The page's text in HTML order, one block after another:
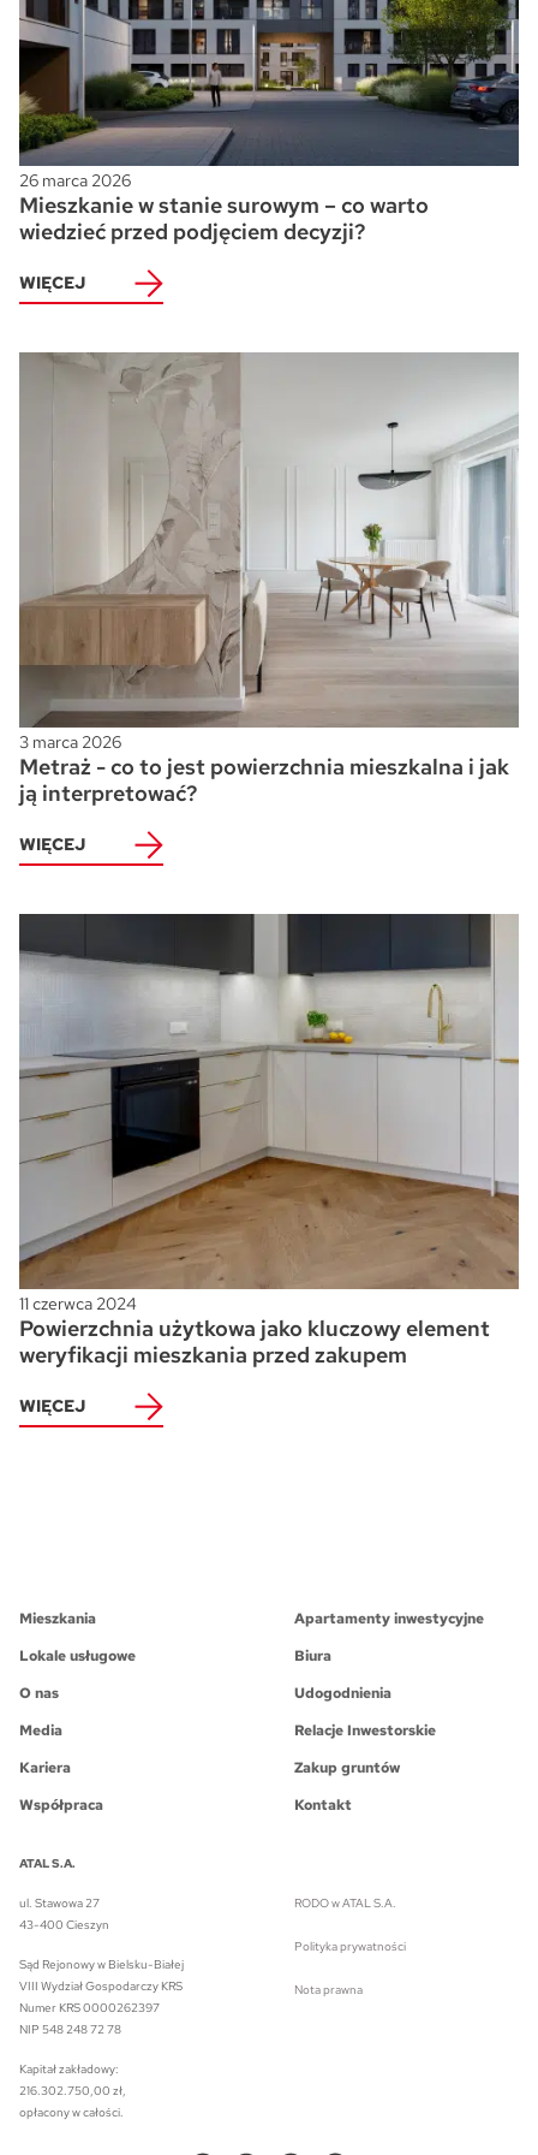
26 marca 2026
Mieszkanie w stanie surowym – co warto
wiedzieć przed podjęciem decyzji?
WIĘCEJ
3 marca 2026
Metraż - co to jest powierzchnia mieszkalna i jak
ją interpretować?
WIĘCEJ
11 czerwca 2024
Powierzchnia użytkowa jako kluczowy element
weryfikacji mieszkania przed zakupem
WIĘCEJ
Mieszkania
Apartamenty inwestycyjne
Lokale usługowe
Biura
O nas
Udogodnienia
Media
Relacje Inwestorskie
Kariera
Zakup gruntów
Współpraca
Kontakt
ATAL S.A.
ul. Stawowa 27
43-400 Cieszyn
Sąd Rejonowy w Bielsku-Białej
VIII Wydział Gospodarczy KRS
Numer KRS 0000262397
NIP 548 248 72 78
Kapitał zakładowy:
216.302.750,00 zł,
opłacony w całości.
RODO w ATAL S.A.
Polityka prywatności
Nota prawna
Skwer Witosa w Piastowie